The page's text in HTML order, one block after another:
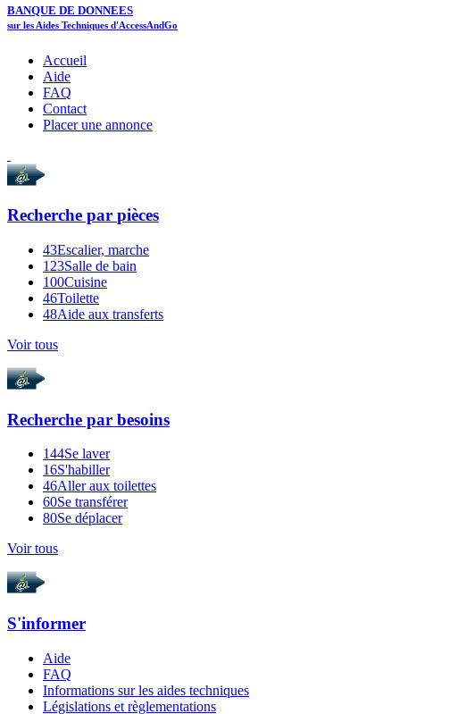
BANQUE DE DONNEES
sur les Aides Techniques d'AccessAndGo
Accueil
Aide
FAQ
Contact
Placer une annonce
Recherche par pièces
43Escalier, marche
123Salle de bain
100Cuisine
46Toilette
48Aide aux transferts
Voir tous
Recherche par besoins
144Se laver
16S'habiller
46Aller aux toilettes
60Se transférer
80Se déplacer
Voir tous
S'informer
Aide
FAQ
Informations sur les aides techniques
Législations et règlementations